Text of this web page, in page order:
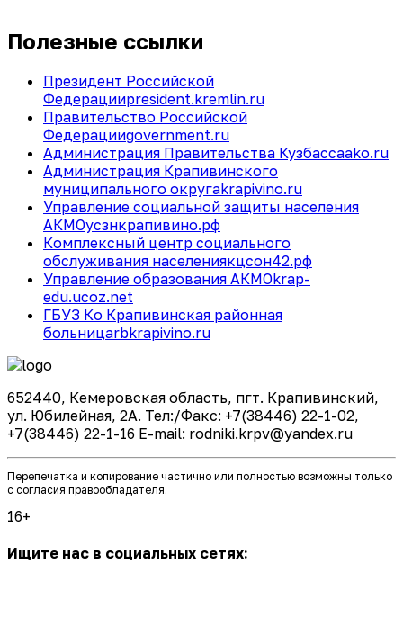
Полезные ссылки
Президент Российской
Федерацииpresident.kremlin.ru
Правительство Российской
Федерацииgovernment.ru
Администрация Правительства Кузбассаako.ru
Администрация Крапивинского
муниципального округаkrapivino.ru
Управление социальной защиты населения
АКМОусзнкрапивино.рф
Комплексный центр социального
обслуживания населениякцсон42.рф
Управление образования АКМОkrap-
edu.ucoz.net
ГБУЗ Ко Крапивинская районная
больницаrbkrapivino.ru
652440, Кемеровская область, пгт. Крапивинский,
ул. Юбилейная, 2А. Тел:/Факс: +7(38446) 22-1-02,
+7(38446) 22-1-16 E-mail: rodniki.krpv@yandex.ru
Перепечатка и копирование частично или полностью возможны только
с согласия правообладателя.
16+
Ищите нас в социальных сетях: